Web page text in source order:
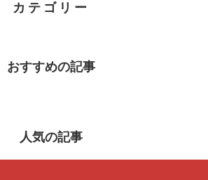
カテゴリー
おすすめの記事
人気の記事